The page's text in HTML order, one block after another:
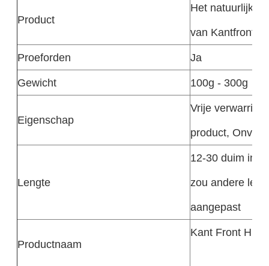
Product
Het natuurlijke
van Kantfront
Proeforden
Ja
Gewicht
100g - 300g
Eigenschap
Vrije
product,
Lengte
12-30 duim in
zou andere
aangepast
Productnaam
Kant Front